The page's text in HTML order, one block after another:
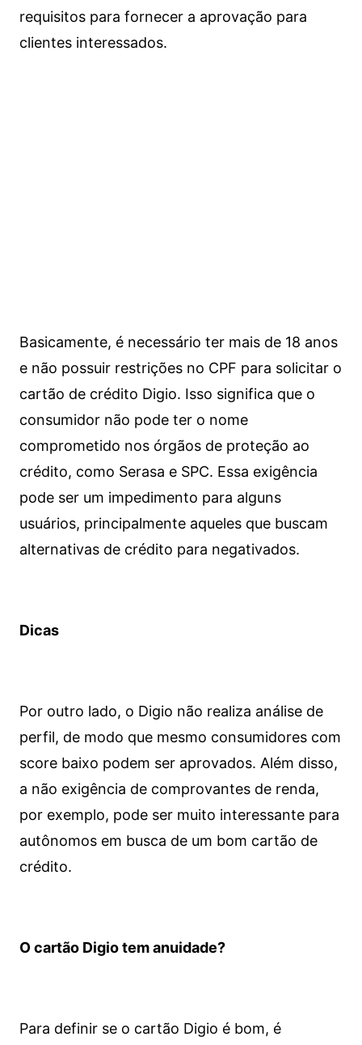
requisitos para fornecer a aprovação para
clientes interessados.
Basicamente, é necessário ter mais de 18 anos
e não possuir restrições no CPF para solicitar o
cartão de crédito Digio. Isso significa que o
consumidor não pode ter o nome
comprometido nos órgãos de proteção ao
crédito, como Serasa e SPC. Essa exigência
pode ser um impedimento para alguns
usuários, principalmente aqueles que buscam
alternativas de crédito para negativados.
Dicas
Por outro lado, o Digio não realiza análise de
perfil, de modo que mesmo consumidores com
score baixo podem ser aprovados. Além disso,
a não exigência de comprovantes de renda,
por exemplo, pode ser muito interessante para
autônomos em busca de um bom cartão de
crédito.
O cartão Digio tem anuidade?
Para definir se o cartão Digio é bom, é